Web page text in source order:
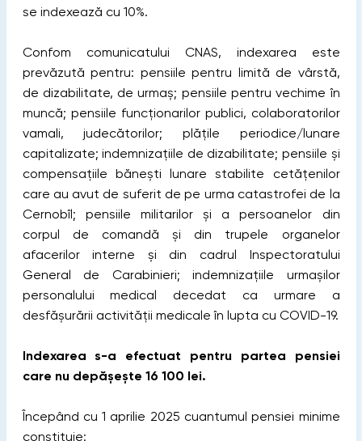
se indexează cu 10%.
Confom comunicatului CNAS, indexarea este
prevăzută pentru: pensiile pentru limită de vârstă,
de dizabilitate, de urmaș; pensiile pentru vechime în
muncă; pensiile funcționarilor publici, colaboratorilor
vamali, judecătorilor; plățile periodice/lunare
capitalizate; indemnizațiile de dizabilitate; pensiile și
compensațiile bănești lunare stabilite cetățenilor
care au avut de suferit de pe urma catastrofei de la
Cernobîl; pensiile militarilor și a persoanelor din
corpul de comandă și din trupele organelor
afacerilor interne și din cadrul Inspectoratului
General de Carabinieri; indemnizațiile urmașilor
personalului medical decedat ca urmare a
desfășurării activității medicale în lupta cu COVID-19.
Indexarea s-a efectuat pentru partea pensiei
care nu depășește 16 100 lei.
Începând cu 1 aprilie 2025 cuantumul pensiei minime
constituie: